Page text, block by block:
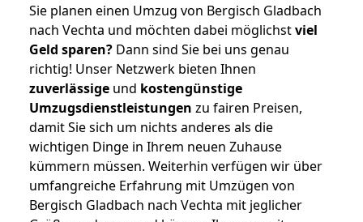
Sie planen einen Umzug von Bergisch Gladbach
nach Vechta und möchten dabei möglichstviel
Geld sparen? Dann sind Sie bei uns genau
richtig! Unser Netzwerk bieten Ihnen
zuverlässige und kostengünstige
Umzugsdienstleistungen zu fairen Preisen,
damit Sie sich um nichts anderes als die
wichtigen Dinge in Ihrem neuen Zuhause
kümmern müssen. Weiterhin verfügen wir über
umfangreiche Erfahrung mit Umzügen von
Bergisch Gladbach nach Vechta mit jeglicher